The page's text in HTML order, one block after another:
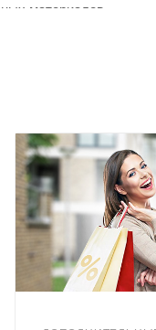
материалов
лёгкостью и не
стыки покрытия,
материалы и
PUR Немецкой
обладает
и термостойкости,